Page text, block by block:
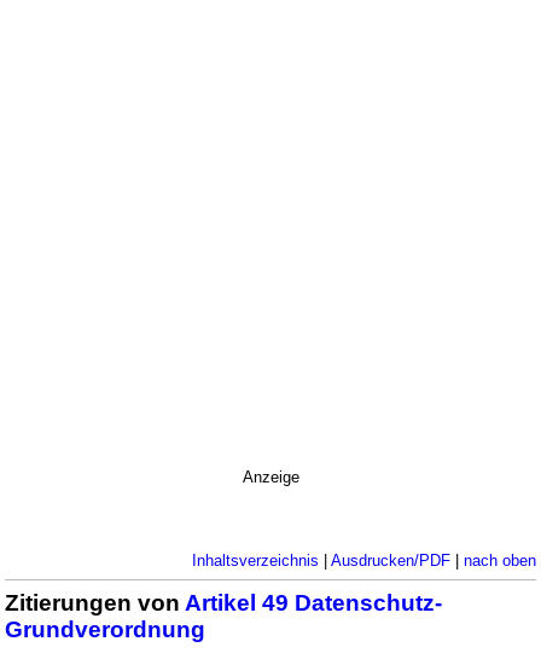
Anzeige
Inhaltsverzeichnis | Ausdrucken/PDF| nach oben
Zitierungen von Artikel 49 Datenschutz-
Grundverordnung